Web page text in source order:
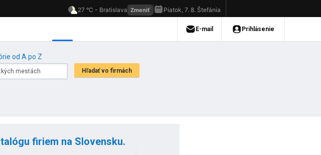
od A po Z
firiem na Slovensku.